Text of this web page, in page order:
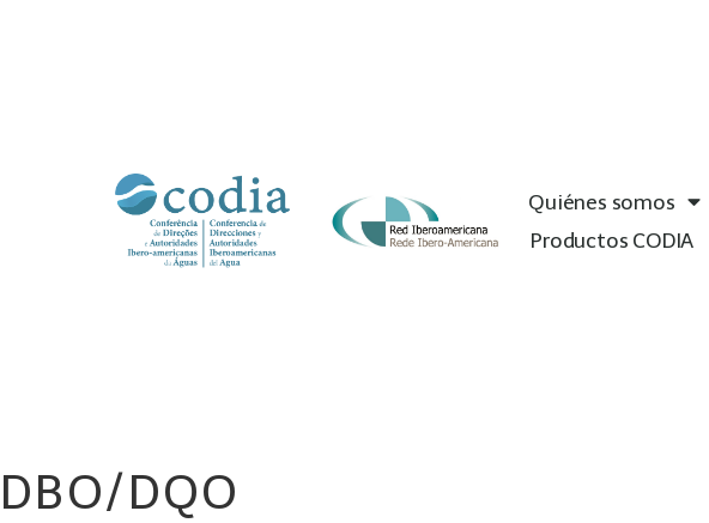
Quiénes somos
Productos CODIA
DBO/DQO